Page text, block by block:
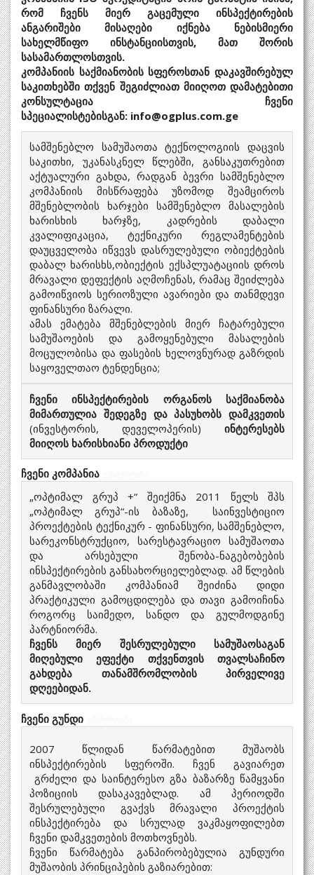
რომ ჩვენს მიერ გაცემული ინსპექტირების
ანგარიშები მისაღები იქნება ნებისმიერი
სახელმწიფო ინსტანციისთვის, მათ შორის
სასამართლოსთვის.
კომპანიის საქმიანობის სფეროსთან დაკავშირებულ
საკითხებში თქვენ შეგიძლიათ მიიღოთ დამატებითი
კონსულტაცია ჩვენი
სპეციალისტებისგან: info@ogplus.com.ge
სამშენებლო სამუშაოთა ტექნოლოგიის დაცვის
საკითხი, უკანასკნელ წლებში, განსაკუთრებით
აქტუალური გახდა, რადგან ბევრი სამშენებლო
კომპანიის მისწრაფება უზომოდ შეამციროს
მშენებლობის ხარჯები სამშენებლო მასალების
ხარისხის ხარჯზე, კადრების დაბალი
კვალიფიკაცია, ტექნიკური რეგლამენტების
დაუცველობა იწვევს დასრულებული ობიექტების
დაბალ ხარისხს,ობიექტის ექსპლუატაციის დროს
მრავალი დეფექტის აღმოჩენას, რამაც შეიძლება
გამოიწვიოს სერიოზული ავარიები და თანმდევი
ფინანსური ზარალი.
ამას ემატება მშენებლების მიერ ჩატარებული
სამუშაოების და გამოყენებული მასალების
მოცულობისა და ფასების ხელოვნურად გაზრდის
საყოველთაო ტენდენცია;
ჩვენი ინსპექტირების ორგანოს საქმიანობა
მიმართულია შედეგზე და პასუხობს დამკვეთის
(ინვესტორის, დეველოპერის) ინტერესებს
მიიღოს ხარისხიანი პროდუქტი
ჩვენი კომპანია
„ოპტიმალ გრუპ +“ შეიქმნა 2011 წელს შპს
„ოპტიმალ გრუპ“-ის ბაზაზე, საინვესტიციო
პროექტების ტექნიკურ - ფინანსური, სამშენებლო,
სარეკონსტრუქციო, სარესტავრაციო სამუშაოთა
და არსებული შენობა-ნაგებობების
ინსპექტირების განსახორციელებლად. ამ წლების
განმავლობაში კომპანიამ შეიძინა დიდი
პრაქტიკული გამოცდილება და თავი გამოიჩინა
როგორც საიმედო, სანდო და გულმოდგინე
პარტნიორმა.
ჩვენს მიერ შესრულებული სამუშაოსაგან
მიღებული ეფექტი თქვენთვის თვალსაჩინო
გახდება თანამშრომლობის პირველივე
დღეებიდან.
ჩვენი გუნდი
2007 წლიდან წარმატებით მუშაობს
ინსპექტირების სფეროში. ჩვენ გავიარეთ
გრძელი და საინტერესო გზა ბაზარზე წამყვანი
პოზიციის დასაკავებლად. ამ პერიოდში
შესრულებული გვაქვს მრავალი პროექტის
ინსპექტირება და სრულად ვაკმაყოფილებთ
ჩვენი დამკვეთების მოთხოვნებს.
ჩვენი წარმატება განპირობებულია გუნდური
მუშაობის პრინციპების გაზიარებით: